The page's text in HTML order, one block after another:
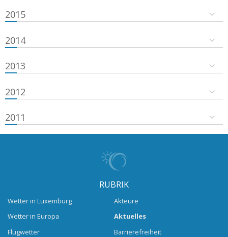
2015
2014
2013
2012
2011
RUBRIK
Wetter in Luxemburg
Wetter in Europa
Flugwetter
Akteure
Aktuelles
Barrierefreiheit